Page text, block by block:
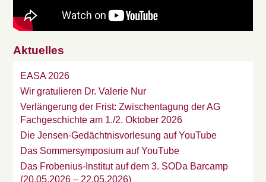
Aktuelles
EASA 2026
Wir gratulieren Dr. Valerie Nur
Verlängerung der Frist: Zwischentagung der AG
Fachgeschichte am 1./2. Oktober 2026
Die Jensen-Gedächtnisvorlesung auf YouTube
Das Sommersymposium auf YouTube
Das Frobenius-Institut auf dem 3. SODa Barcamp
(20.05.2026 – 22.05.2026)